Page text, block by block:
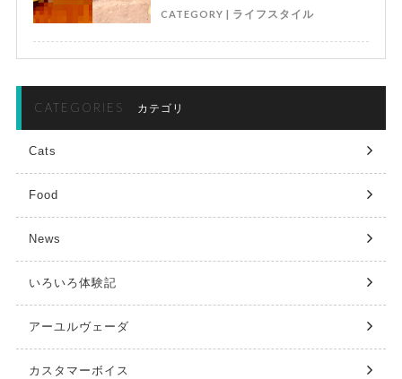
CATEGORY | ライフスタイル
CATEGORIES カテゴリ
Cats
Food
News
いろいろ体験記
アーユルヴェーダ
カスタマーボイス